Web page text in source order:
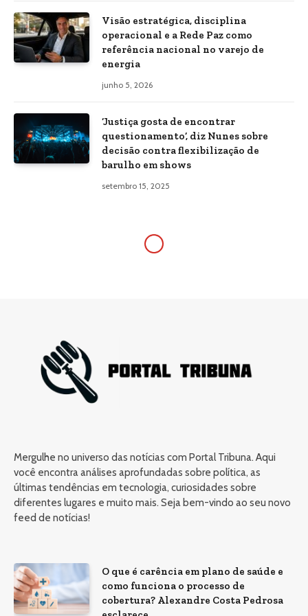
Visão estratégica, disciplina
operacional e a Rede Paz como
referência nacional no varejo de
energia
junho 5, 2026
‘Justiça gosta de encontrar
questionamento’, diz Nunes sobre
decisão contra flexibilização de
barulho em shows
setembro 15, 2025
Mergulhe no universo das notícias com Portal Tribuna. Aqui
você encontra análises aprofundadas sobre política, as
últimas tendências em tecnologia, curiosidades sobre
diferentes lugares e muito mais. Seja bem-vindo ao seu novo
feed de notícias!
O que é carência em plano de saúde e
como funciona o processo de
cobertura? Alexandre Costa Pedrosa